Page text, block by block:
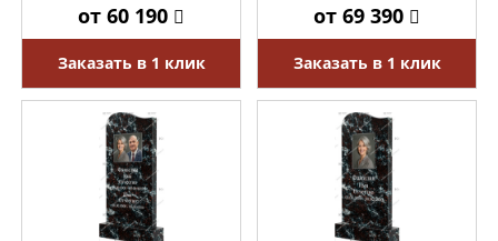
от 60 190
Заказать в 1 клик
от 69 390
Заказать в 1 клик